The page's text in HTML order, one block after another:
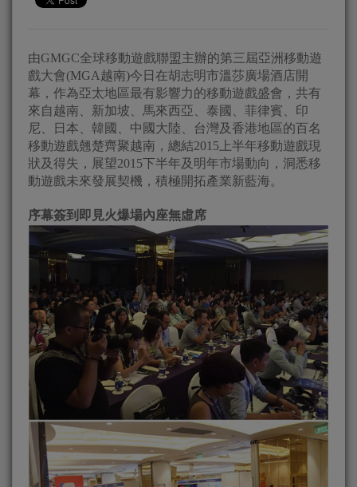
由GMGC全球移動遊戲聯盟主辦的第三屆亞洲移動遊
戲大會(MGA越南)今日在胡志明市溫莎廣場酒店開
幕，作為亞太地區最有影響力的移動遊戲盛會，共有
來自越南、新加坡、馬來西亞、泰國、菲律賓、印
尼、日本、韓國、中國大陸、台灣及香港地區的百名
移動遊戲翹楚齊聚越南，總結2015上半年移動遊戲現
狀及得失，展望2015下半年及明年市場動向，洞悉移
動遊戲未來發展契機，積極開拓產業新藍海。
序幕簽到即見火爆場內座無虛席